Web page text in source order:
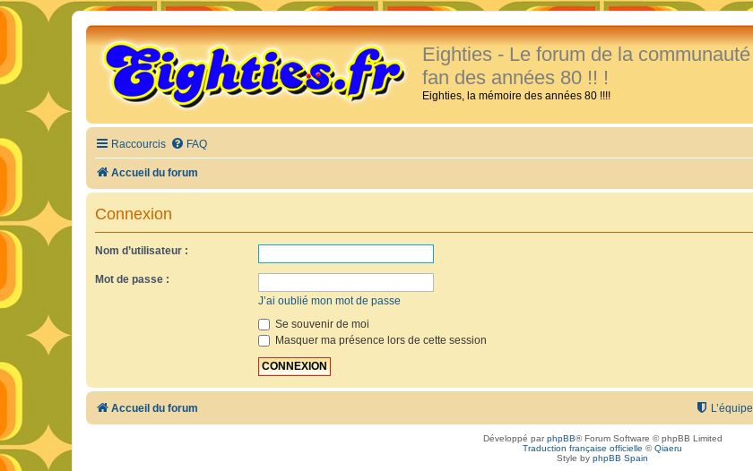
Eighties - Le forum de la communauté
fan des années 80 !! !
Eighties, la mémoire des années 80 !!!!
Raccourcis FAQ
Accueil du forum
Connexion
Nom d’utilisateur :
Mot de passe :
J’ai oublié mon mot de passe
Se souvenir de moi
Masquer ma présence lors de cette session
Accueil du forum L’équipe
Développé parphpBB® Forum Software © phpBB Limited
Traduction française officielle ©Qiaeru
Style by phpBB Spain